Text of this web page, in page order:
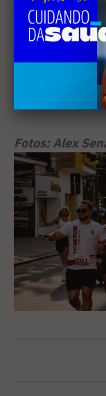
planejamento
objetivo de
estrutura
explicou o
Fotos: Alex